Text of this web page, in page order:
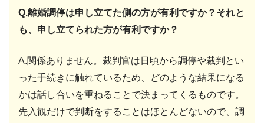
Q.離婚調停は申し立てた側の方が有利ですか？それと
も、申し立てられた方が有利ですか？
A.関係ありません。裁判官は日頃から調停や裁判とい
った手続きに触れているため、どのような結果になる
かは話し合いを重ねることで決まってくるものです。
先入観だけで判断をすることはほとんどないので、調